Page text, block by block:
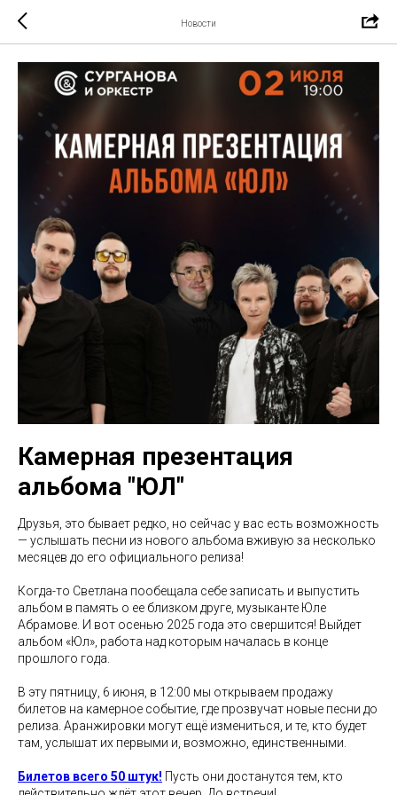
Новости
Камерная презентация
альбома "ЮЛ"
Друзья, это бывает редко, но сейчас у вас есть возможность
— услышать песни из нового альбома вживую за несколько
месяцев до его официального релиза!
Когда-то Светлана пообещала себе записать и выпустить
альбом в память о ее близком друге, музыканте Юле
Абрамове. И вот осенью 2025 года это свершится! Выйдет
альбом «Юл», работа над которым началась в конце
прошлого года.
В эту пятницу, 6 июня, в 12:00 мы открываем продажу
билетов на камерное событие, где прозвучат новые песни до
релиза. Аранжировки могут ещё измениться, и те, кто будет
там, услышат их первыми и, возможно, единственными.
Билетов всего 50 штук! Пусть они достанутся тем, кто